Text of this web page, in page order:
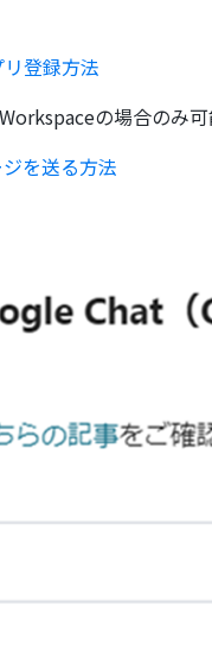
登録方法
の場合のみ
を送る方法